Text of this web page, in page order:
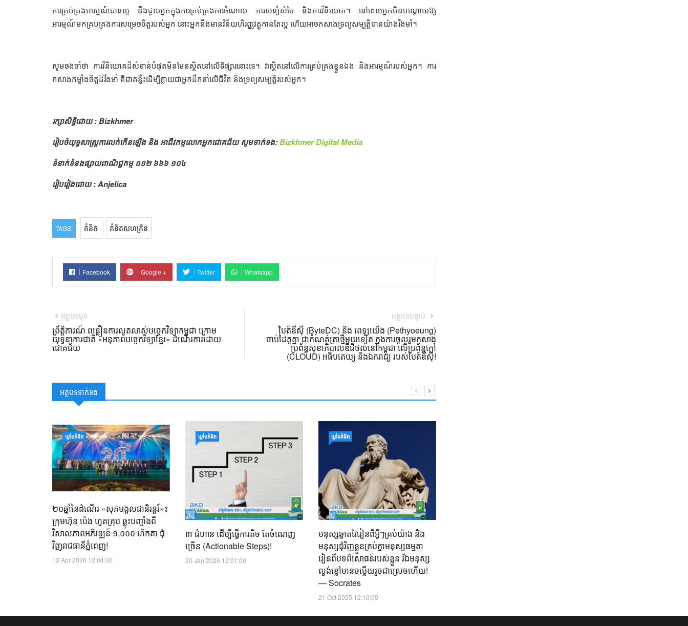
ការគ្រប់គ្រងអារម្មណ៍បានល្អ នឹងជួយអ្នកក្នុងការគ្រប់គ្រងការចំណាយ ការសន្សំសំចៃ និងការវិនិយោគ។ នៅពេលអ្នកមិនបណ្តោយឱ្យ
អារម្មណ៍មកគ្រប់គ្រងការសម្រេចចិត្តរបស់អ្នក នោះអ្នកនឹងមានវិន័យហិរញ្ញវត្ថុកាន់តែល្អ ហើយអាចកសាងទ្រព្យសម្បត្តិបានយ៉ាងរឹងមាំ។
សូមចងចាំថា ការវិនិយោគដ៏សំខាន់បំផុតមិនមែនស្ថិតនៅលើទីផ្សារនោះទេ។ វាស្ថិតនៅលើការគ្រប់គ្រងខ្លួនឯង និងអារម្មណ៍របស់អ្នក។ ការ
កសាងកម្លាំងចិត្តដ៏រឹងមាំ គឺជាគន្លឹះដើម្បីក្លាយជាអ្នកដឹកនាំលើជីវិត និងទ្រព្យសម្បត្តិរបស់អ្នក។
រក្សាសិទ្ធិដោយ : Bizkhmer
រៀបចំយុទ្ធសាស្រ្តការលក់កើនឡើង និង អាជីវកម្មលោកអ្នកជោគជ័យ សូមទាក់ទង:Bizkhmer Digital Media
ទំនាក់ទំនងផ្សាយពាណិជ្ជកម្ម ០១២ ៦៦៦ ១០៤
រៀបរៀងដោយ : Anjelica
TAGS: គំនិត គំនិតសហគ្រិន
Facebook Google + Twitter Whatsapp
អត្ថបទមុន
ព្រឹត្តិការណ៍ ពន្លឿនការលូតលាស់បច្ចេកវិទ្យាកម្ពុជា ក្រោម
យុទ្ធនាការជាតិ «អនុភាពបច្ចេកវិទ្យាខ្មែរ» ដំណើរការដោយ
ជោគជ័យ
អត្ថបទបន្ទាប់
បៃត៍ឌីស៊ី (ByteDC) និង ពេទ្យយើង (Pethyoeung)
ចាប់ដៃគូគ្នា ជាកំណត់ត្រាថ្មីមួយទៀត ក្នុងការចូលរួមកសាង
ប្រព័ន្ធសុខាភិបាលឌីជីថល​នៅកម្ពុជា លើប្រព័ន្ធក្លៅ
(CLOUD) អធិបតេយ្យ និងឯករាជ្យ របស់បៃត៍ឌីស៊ី!
អត្ថបទទាក់ទង
ឃ្លាំង​គំនិត
២០ឆ្នាំនៃដំណើរ «សុភមង្គលជានិរន្តរ៍»៖
ក្រុមហ៊ុន ប៉េង ហួតគ្រុប ឆ្លុះបញ្ចាំងពី
វិសាលភាពអភិវឌ្ឍន៍ ១,០០០ ហិកតា ជុំ
វិញរាជធានីភ្នំពេញ!
13 Apr 2026 12:04:00
ឃ្លាំង​គំនិត
៣ ជំហាន ដើម្បីធ្វើការតិច តែចំណេញ
ច្រើន (Actionable Steps)!
20 Jan 2026 12:01:00
ឃ្លាំង​គំនិត
មនុស្សឆ្លាតវៃរៀនពីអ្វីៗគ្រប់យ៉ាង និង
មនុស្សជុំវិញខ្លួនគ្រប់គ្នាមនុស្សធម្មតា
រៀនពីបទពិសោធន៍របស់ខ្លួន រីឯមនុស្ស
ល្ងង់ខ្លៅមានចម្លើយរួចជាស្រេចហើយ!
— Socrates
21 Oct 2025 12:10:00